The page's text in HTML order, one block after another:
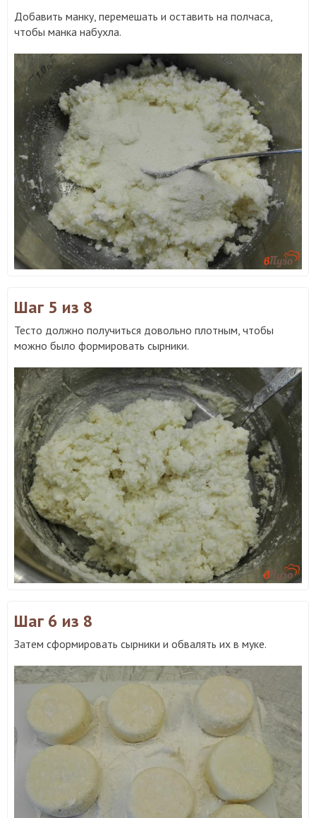
Добавить манку, перемешать и оставить на полчаса,
чтобы манка набухла.
Шаг 5 из 8
Тесто должно получиться довольно плотным, чтобы
можно было формировать сырники.
Шаг 6 из 8
Затем сформировать сырники и обвалять их в муке.